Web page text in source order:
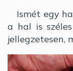
Ismét egy
a hal is
jellegzetesen,